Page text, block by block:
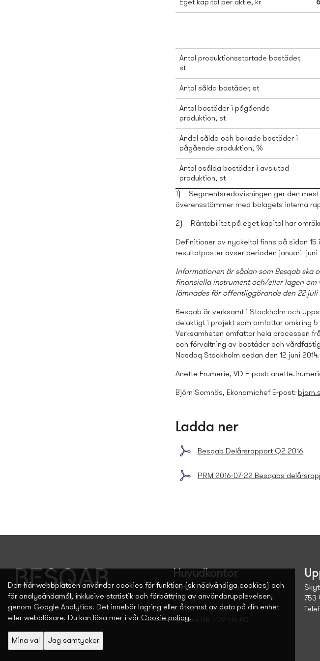
Eget kapital per aktie, kr
Antal produktionsstartade bostäder,
st
Antal sålda bostäder, st
Antal bostäder i pågående
produktion, st
Andel sålda och bokade bostäder i
pågående produktion, %
Antal osålda bostäder i avslutad
produktion, st
1)
Segmentsredovisningen ger den
överensstämmer med bolagets interna
2) Räntabilitet på eget kapital har
Definitioner av nyckeltal finns på sidan 15
resultatposter avser perioden
Informationen är sådan som Besqab ska
finansiella instrument och/eller lagen
lämnades för offentliggörande den 22 juli
Besqab är verksamt i Stockholm och
delaktigt i projekt som omfattar omkring
Verksamheten omfattar hela processen
och förvaltning av bostäder och
Nasdaq Stockholm sedan den 12 juni 2014.
Anette Frumerie, VD E-post:
Björn Somnäs, EkonomichefE-post:
Ladda ner
Besqab Delårsrapport Q2 2016
PRM 2016-07-22 Besqabs
Läs mer påbesqab.se
Huvudkontor
Norra Stationsgatan 69
Box 45100
104 30 Stockholm
Telefon: 08-409 416 00
753
Den här webbplatsen använder cookies för funktion (sk nödvändiga cookies) och
för analysändamål, inklusive statistik och förbättring av användarupplevelsen,
genom Google Analytics. Det innebär lagring eller åtkomst av data på din enhet
eller webbläsare. Du kan läsa mer i vår Cookie policy.
Mina val Jag samtycker